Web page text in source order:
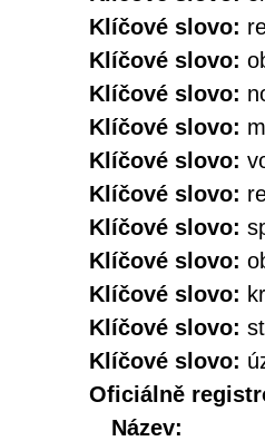
Klíčové slovo:
Klíčové slovo:
Klíčové slovo:
Klíčové slovo:
Klíčové slovo:
Klíčové slovo:
Klíčové slovo:
Klíčové slovo:
Klíčové slovo:
Klíčové slovo:
Klíčové slovo:
Oficiálně
Název: